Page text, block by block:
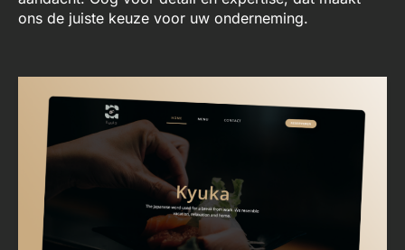
ons de juiste keuze voor uw onderneming.